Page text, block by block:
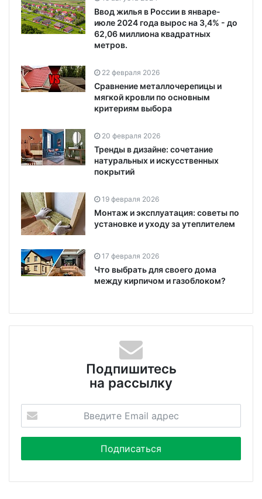
Ввод жилья в России в январе-
июле 2024 года вырос на 3,4% - до
62,06 миллиона квадратных
метров.
22 февраля 2026
Сравнение металлочерепицы и
мягкой кровли по основным
критериям выбора
20 февраля 2026
Тренды в дизайне: сочетание
натуральных и искусственных
покрытий
19 февраля 2026
Монтаж и эксплуатация: советы по
установке и уходу за утеплителем
17 февраля 2026
Что выбрать для своего дома
между кирпичом и газоблоком?
Подпишитесь
на рассылку